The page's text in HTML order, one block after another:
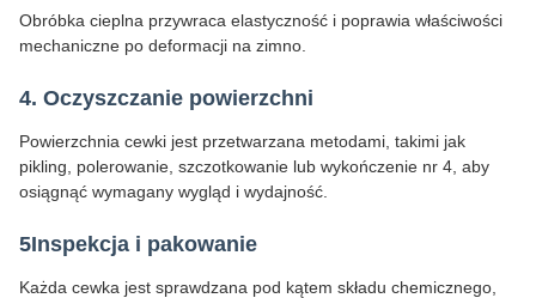
Obróbka cieplna przywraca elastyczność i poprawia właściwości
mechaniczne po deformacji na zimno.
4. Oczyszczanie powierzchni
Powierzchnia cewki jest przetwarzana metodami, takimi jak
pikling, polerowanie, szczotkowanie lub wykończenie nr 4, aby
osiągnąć wymagany wygląd i wydajność.
5Inspekcja i pakowanie
Każda cewka jest sprawdzana pod kątem składu chemicznego,